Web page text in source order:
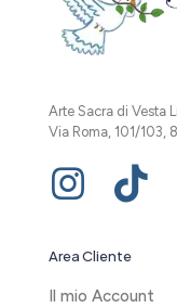
Arte Sacra di Vesta
Via Roma, 101/103,
Area Cliente
Il mio Account